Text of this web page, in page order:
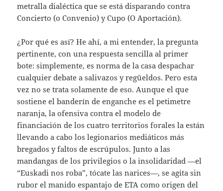
metralla dialéctica que se está disparando contra
Concierto (o Convenio) y Cupo (O Aportación).
¿Por qué es así? He ahí, a mi entender, la pregunta
pertinente, con una respuesta sencilla al primer
bote: simplemente, es norma de la casa despachar
cualquier debate a salivazos y regüeldos. Pero esta
vez no se trata solamente de eso. Aunque el que
sostiene el banderín de enganche es el petimetre
naranja, la ofensiva contra el modelo de
financiación de los cuatro territorios forales la están
llevando a cabo los legionarios mediáticos más
bregados y faltos de escrúpulos. Junto a las
mandangas de los privilegios o la insolidaridad —el
“Euskadi nos roba”, tócate las narices—, se agita sin
rubor el manido espantajo de ETA como origen del